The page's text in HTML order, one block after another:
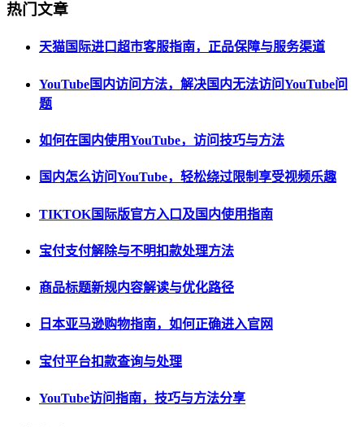
热门文章
天猫国际进口超市客服指南，正品保障与服务渠道
YouTube国内访问方法，解决国内无法访问YouTube问
题
如何在国内使用YouTube，访问技巧与方法
国内怎么访问YouTube，轻松绕过限制享受视频乐趣
TIKTOK国际版官方入口及国内使用指南
宝付支付解除与不明扣款处理方法
商品标题新规内容解读与优化路径
日本亚马逊购物指南，如何正确进入官网
宝付平台扣款查询与处理
YouTube访问指南，技巧与方法分享